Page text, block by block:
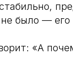
было —
«А